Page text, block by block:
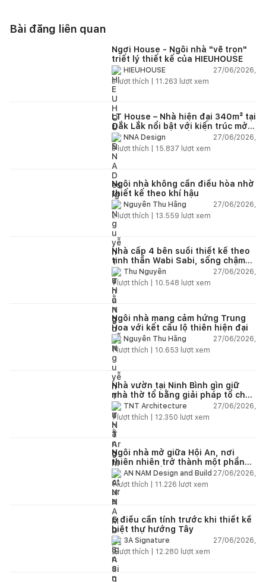
Bài đăng liên quan
Ngơi House - Ngôi nhà "vẽ trọn"
triết lý thiết kế của HIEUHOUSE
HIEUHOUSE
27/06/2026,
3lượt thích | 11.263 lượt xem
LT House – Nhà hiện đại 340m² tại
Đắk Lắk nổi bật với kiến trúc mở
và hệ sân vườn kết nối thiên
nhiên
NNA Design
27/06/2026,
3lượt thích | 15.837 lượt xem
Ngôi nhà không cần điều hòa nhờ
thiết kế theo khí hậu
Nguyễn Thu Hằng
27/06/2026,
2lượt thích | 13.559 lượt xem
Nhà cấp 4 bên suối thiết kế theo
tinh thần Wabi Sabi, sống chậm
giữa thiên nhiên
Thu Nguyễn
27/06/2026,
1lượt thích | 10.548 lượt xem
Ngôi nhà mang cảm hứng Trung
Hoa với kết cấu lộ thiên hiện đại
Nguyễn Thu Hằng
27/06/2026,
1lượt thích | 10.653 lượt xem
Nhà vườn tại Ninh Bình gìn giữ
nhà thờ tổ bằng giải pháp tổ chức
lại không gian
TNT Architecture
27/06/2026,
1lượt thích | 12.350 lượt xem
Ngôi nhà mở giữa Hội An, nơi
thiên nhiên trở thành một phần
của cuộc sống
AN NAM Design and Build 27/06/2026,
1lượt thích | 11.226 lượt xem
5 điều cần tính trước khi thiết kế
biệt thự hướng Tây
3A Signature
27/06/2026,
2lượt thích | 12.280 lượt xem